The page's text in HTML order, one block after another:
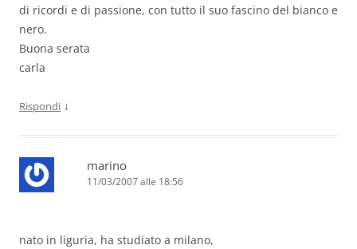
di ricordi e di passione, con tutto il suo fascino del bianco e
nero.
Buona serata
carla
Rispondi ↓
marino
11/03/2007 alle 18:56
nato in liguria, ha studiato a milano,